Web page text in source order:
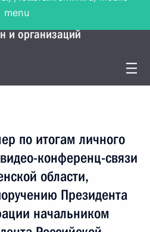
по работе с
и организаций
по итогам личного
конференц-связи
области,
Президента
начальником
menu